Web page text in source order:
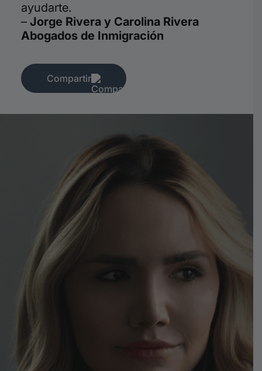
ayudarte.
– Jorge Rivera y Carolina Rivera
Abogados de Inmigración
Compartir